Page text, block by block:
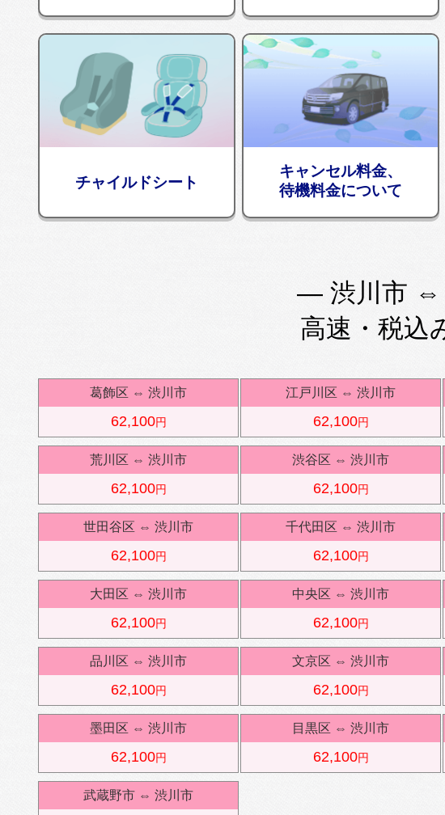
チャイルドシート
キャンセル料金、
待機料金について
— 渋川市 ⇔
高速・税込
葛飾区 ⇔ 渋川市
62,100円
江戸川区 ⇔ 渋川市
62,100円
荒川区 ⇔ 渋川市
62,100円
渋谷区 ⇔ 渋川市
62,100円
世田谷区 ⇔ 渋川市
62,100円
千代田区 ⇔ 渋川市
62,100円
大田区 ⇔ 渋川市
62,100円
中央区 ⇔ 渋川市
62,100円
品川区 ⇔ 渋川市
62,100円
文京区 ⇔ 渋川市
62,100円
墨田区 ⇔ 渋川市
62,100円
目黒区 ⇔ 渋川市
62,100円
武蔵野市 ⇔ 渋川市